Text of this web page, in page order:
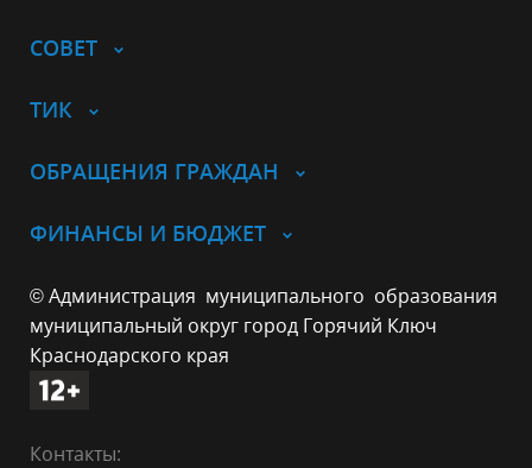
СОВЕТ
ТИК
ОБРАЩЕНИЯ ГРАЖДАН
ФИНАНСЫ И БЮДЖЕТ
© Администрация муниципального образования
муниципальный округ город Горячий Ключ
Краснодарского края
Контакты: